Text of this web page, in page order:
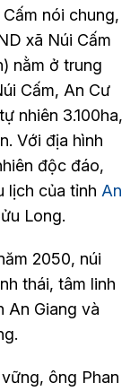
nói chung,
xã Núi Cấm
nằm ở trung
Cấm, An Cư
nhiên 3.100ha,
Với địa hình
độc đáo,
lịch của tỉnh An
Long.
2050, núi
thái, tâm linh
An Giang và
ông Phan